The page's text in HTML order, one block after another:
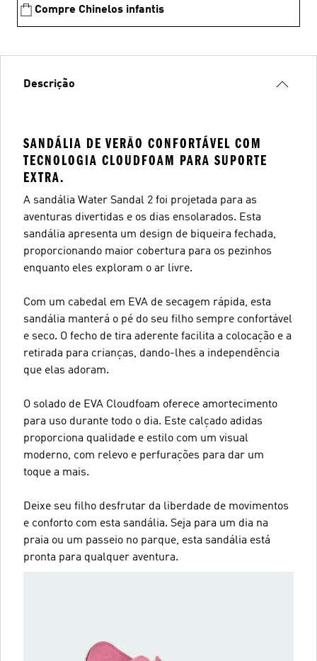
Compre Chinelos infantis
Descrição
SANDÁLIA DE VERÃO CONFORTÁVEL COM
TECNOLOGIA CLOUDFOAM PARA SUPORTE
EXTRA.
A sandália Water Sandal 2 foi projetada para as
aventuras divertidas e os dias ensolarados. Esta
sandália apresenta um design de biqueira fechada,
proporcionando maior cobertura para os pezinhos
enquanto eles exploram o ar livre.
Com um cabedal em EVA de secagem rápida, esta
sandália manterá o pé do seu filho sempre confortável
e seco. O fecho de tira aderente facilita a colocação e a
retirada para crianças, dando-lhes a independência
que elas adoram.
O solado de EVA Cloudfoam oferece amortecimento
para uso durante todo o dia. Este calçado adidas
proporciona qualidade e estilo com um visual
moderno, com relevo e perfurações para dar um
toque a mais.
Deixe seu filho desfrutar da liberdade de movimentos
e conforto com esta sandália. Seja para um dia na
praia ou um passeio no parque, esta sandália está
pronta para qualquer aventura.